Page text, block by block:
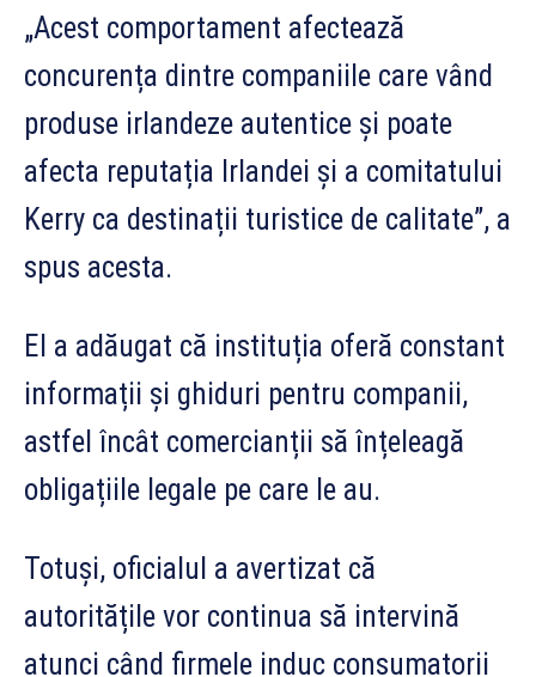
„Acest comportament afectează
concurența dintre companiile care vând
produse irlandeze autentice și poate
afecta reputația Irlandei și a comitatului
Kerry ca destinații turistice de calitate”, a
spus acesta.
El a adăugat că instituția oferă constant
informații și ghiduri pentru companii,
astfel încât comercianții să înțeleagă
obligațiile legale pe care le au.
Totuși, oficialul a avertizat că
autoritățile vor continua să intervină
atunci când firmele induc consumatorii